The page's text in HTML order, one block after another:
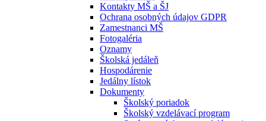
Kontakty MŠ a ŠJ
Ochrana osobných údajov GDPR
Zamestnanci MŠ
Fotogaléria
Oznamy
Školská jedáleň
Hospodárenie
Jedálny lístok
Dokumenty
Školský poriadok
Školský vzdelávací program